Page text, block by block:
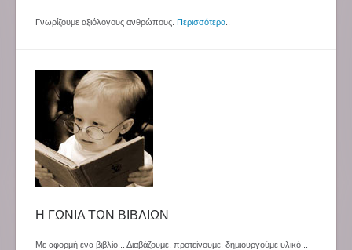
Γνωρίζουμε αξιόλογους ανθρώπους. Περισσότερα
Η ΓΩΝΙΑ ΤΩΝ ΒΙΒΛΙΩΝ
Με αφορμή ένα βιβλίο... Διαβάζουμε, προτείνουμε, δημιουργούμε υλικό...